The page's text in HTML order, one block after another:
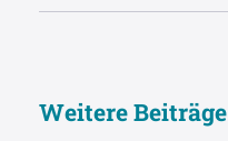
Weitere Beiträge